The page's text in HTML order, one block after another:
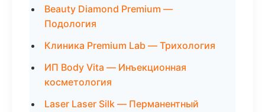
Beauty Diamond Premium —
Подология
Клиника Premium Lab — Трихология
ИП Body Vita — Инъекционная
косметология
Laser Laser Silk — Перманентный